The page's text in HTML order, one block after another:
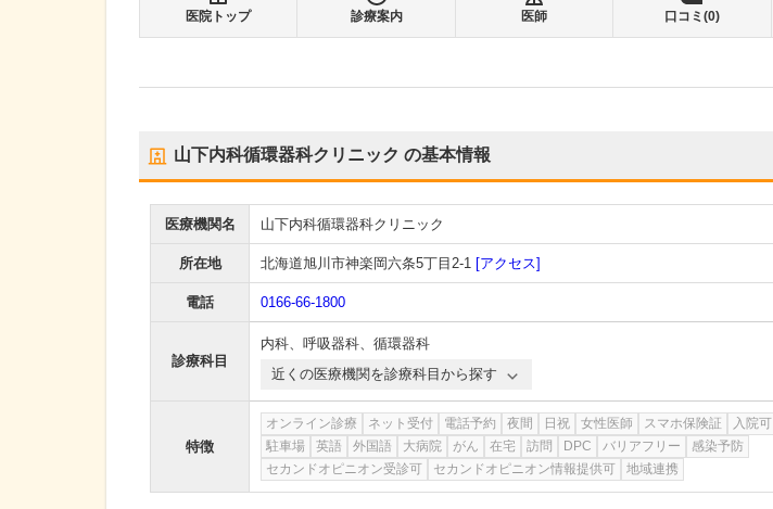
医院トップ 診療案内 医師 口コミ(0)
山下内科循環器科クリニック の基本情報
医療機関名 山下内科循環器科クリニック
所在地 北海道旭川市神楽岡六条5丁目2-1 [アクセス]
電話 0166-66-1800
診療科目
内科、 呼吸器科、 循環器科
近くの医療機関を診療科目から探す
特徴
オンライン診療 ネット受付 電話予約 夜間 日祝 女性医師 スマホ保険証 入院可
駐車場
英語 外国語 大病院 がん 在宅 訪問 DPC バリアフリー
感染予防
セカンドオピニオン受診可
セカンドオピニオン情報提供可 地域連携